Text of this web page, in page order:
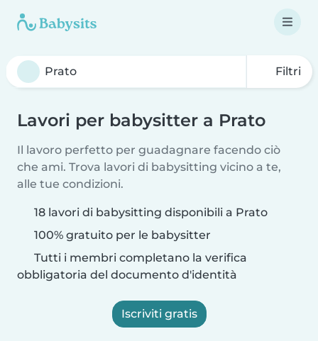
Filtri
Lavori per babysitter a Prato
Il lavoro perfetto per guadagnare facendo ciò
che ami. Trova lavori di babysitting vicino a te,
alle tue condizioni.
18 lavori di babysitting disponibili a Prato
100% gratuito per le babysitter
Tutti i membri completano la verifica
obbligatoria del documento d'identità
Iscriviti gratis